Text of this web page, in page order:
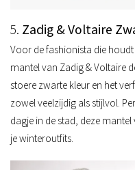
5. Zadig & Voltaire
Voor de fashionista die
mantel van Zadig & Voltaire
stoere zwarte kleur en het
zowel veelzijdig als stijlvol.
dagje in de stad, deze
je winteroutfits.